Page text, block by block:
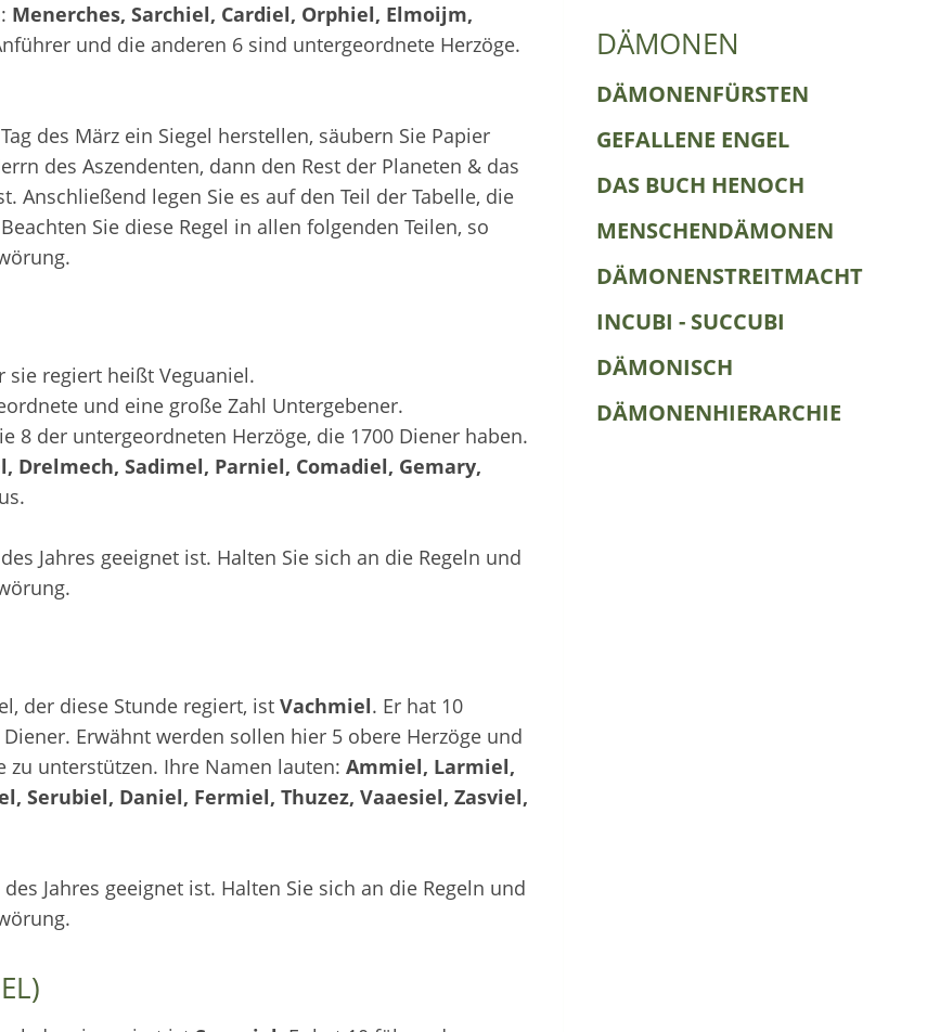
Menerches, Sarchiel, Cardiel, Orphiel, Elmoijm,
und die anderen 6 sind untergeordnete Herzöge.
des März ein Siegel herstellen, säubern Sie Papier
des Aszendenten, dann den Rest der Planeten & das
Anschließend legen Sie es auf den Teil der Tabelle, die
Sie diese Regel in allen folgenden Teilen, so
sie regiert heißt Veguaniel.
und eine große Zahl Untergebener.
8 der untergeordneten Herzöge, die 1700 Diener haben.
Drelmech, Sadimel, Parniel, Comadiel, Gemary,
Jahres geeignet ist. Halten Sie sich an die Regeln und
der diese Stunde regiert, ist Vachmiel. Er hat 10
Erwähnt werden sollen hier 5 obere Herzöge und
zu unterstützen. Ihre Namen lauten: Ammiel, Larmiel,
Daniel, Fermiel, Thuzez, Vaaesiel, Zasviel,
Jahres geeignet ist. Halten Sie sich an die Regeln und
DÄMONEN
DÄMONENFÜRSTEN
GEFALLENE ENGEL
DAS BUCH HENOCH
MENSCHENDÄMONEN
DÄMONENSTREITMACHT
INCUBI - SUCCUBI
DÄMONISCH
DÄMONENHIERARCHIE